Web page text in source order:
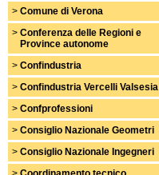
> Comune di Verona
> Conferenza delle Regioni e
Province autonome
> Confindustria
> Confindustria Vercelli Valsesia
> Confprofessioni
> Consiglio Nazionale Geometri
> Consiglio Nazionale Ingegneri